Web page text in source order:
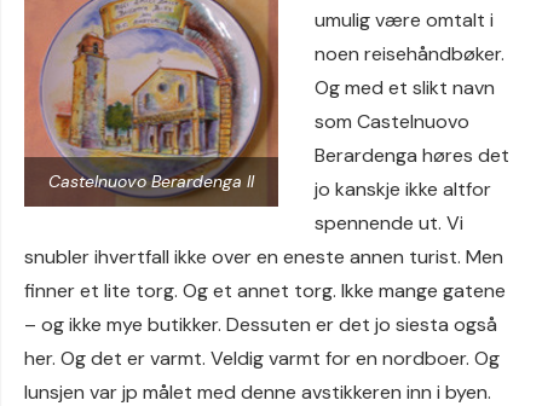
Castelnuovo Berardenga II
umulig være omtalt i
noen reisehåndbøker.
Og med et slikt navn
som Castelnuovo
Berardenga høres det
jo kanskje ikke altfor
spennende ut. Vi
snubler ihvertfall ikke over en eneste annen turist. Men
finner et lite torg. Og et annet torg. Ikke mange gatene
– og ikke mye butikker. Dessuten er det jo siesta også
her. Og det er varmt. Veldig varmt for en nordboer. Og
lunsjen var jp målet med denne avstikkeren inn i byen.